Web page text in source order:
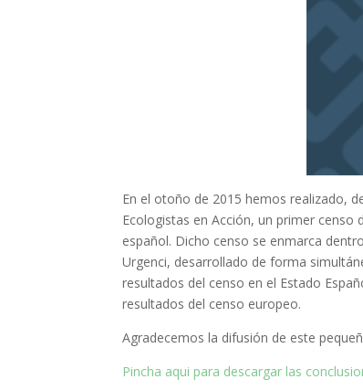
En el otoño de 2015 hemos realizado,
Ecologistas en Acción,un primer censo
español. Dicho censo se enmarca
Urgenci, desarrollado de forma
resultados del censo en el Estado
resultados del censo europeo.
Agradecemos la difusión de este
Pincha aqui para descargar las